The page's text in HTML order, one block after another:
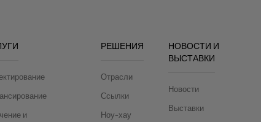
и
РЕШЕНИЯ
Отрасли
Ссылки
Ноу-хау
НОВОСТИ И
ВЫСТАВКИ
Новости
Выставки